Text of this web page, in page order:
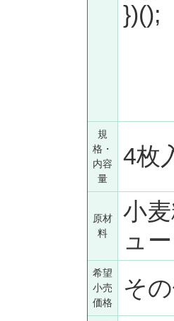
})();
規
格・
内容
量
4枚
原材
料
小
ュ
希望
小売
価格
そ